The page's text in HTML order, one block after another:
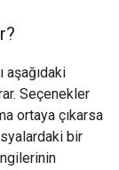
aşağıdaki
Seçenekler
ortaya çıkarsa
bir